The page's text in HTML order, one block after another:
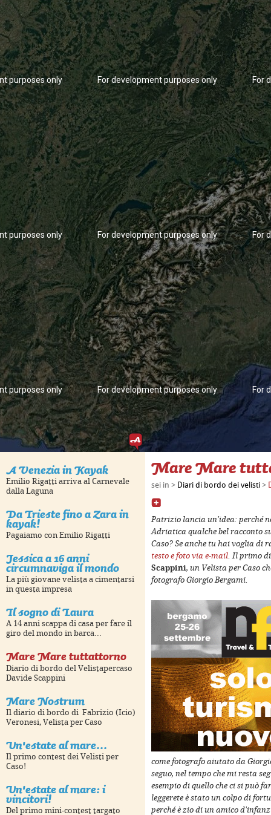
For development purposes only
purposes only For development purposes only For
For
For development purposes only
purposes only
purposes only For development purposes only For
For development purposes only
purposes only For
A Venezia in Kayak
Emilio Rigatti arriva al Carnevale
dalla Laguna
Da Trieste fino a Zara in
kayak!
Pagaiamo con Emilio Rigatti
Jessica a 16 anni
circumnaviga il mondo
La più giovane velista a cimentarsi
in questa impresa
Il sogno di Laura
A 14 anni scappa di casa per fare il
giro del mondo in barca...
Mare Mare tuttattorno
Diario di bordo del Velistapercaso
Davide Scappini
Mare Nostrum
Il diario di bordo di Fabrizio (Icio)
Veronesi, Velista per Caso
Un'estate al mare...
Il primo contest dei Velisti per
Caso!
Un'estate al mare: i
vincitori!
Del primo mini-contest targato
Mare Mare
sei in > Diari di bordo dei velisti >
Patrizio lancia un'idea: perché
Adriatica qualche bel racconto
Caso? Se anche tu hai voglia di
testo e foto via e-mail. Il primo
Scappini, un Velista per Caso
fotografo Giorgio Bergami.
come fotografo aiutato da
seguo, nel tempo che mi resta
esempio di quello che ci si può
leggerete è stato un colpo di
perché è zio di un amico